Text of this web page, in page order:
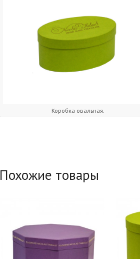
Коробка овальная.
Похожие товары